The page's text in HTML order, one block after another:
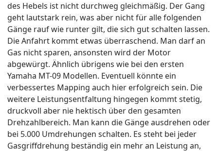
des Hebels ist nicht durchweg gleichmäßig. Der Gang
geht lautstark rein, was aber nicht für alle folgenden
Gänge rauf wie runter gilt, die sich gut schalten lassen.
Die Anfahrt kommt etwas überraschend. Man darf an
Gas nicht sparen, ansonsten wird der Motor
abgewürgt. Ähnlich übrigens wie bei den ersten
Yamaha MT-09 Modellen. Eventuell könnte ein
verbessertes Mapping auch hier erfolgreich sein. Die
weitere Leistungsentfaltung hingegen kommt stetig,
druckvoll aber nie hektisch über den gesamten
Drehzahlbereich. Man kann die Gänge ausdrehen oder
bei 5.000 Umdrehungen schalten. Es steht bei jeder
Gasgriffdrehung beständig ein mehr an Leistung an,